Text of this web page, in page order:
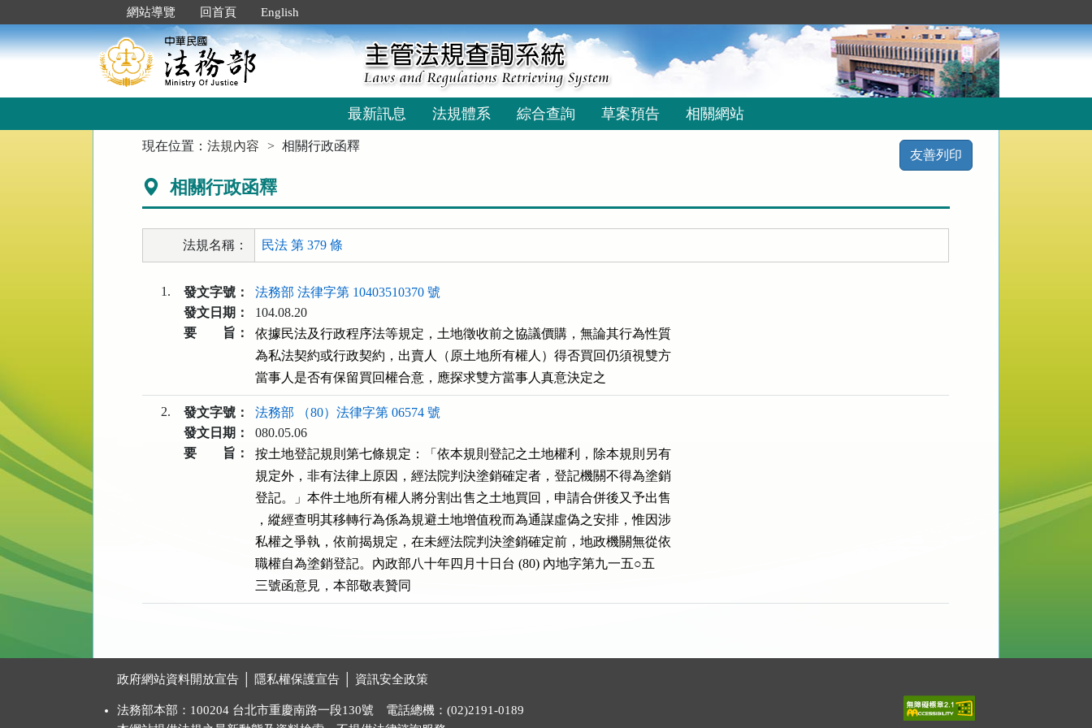
到
主
要
網站導覽 回首頁 English
最新訊息 法規體系 綜合查詢 草案預告 相關網站
現在位置：法規內容 相關行政函釋
友善列印
相關行政函釋
法規名稱： 民法 第 379 條
1. 發文字號：
法務部 法律字第 10403510370 號
發文日期：
104.08.20
要 旨：
依據民法及行政程序法等規定，土地徵收前之協議價購，無論其行為性質
為私法契約或行政契約，出賣人（原土地所有權人）得否買回仍須視雙方
當事人是否有保留買回權合意，應探求雙方當事人真意決定之
2. 發文字號：
法務部 （80）法律字第 06574 號
發文日期：
080.05.06
要 旨：
按土地登記規則第七條規定：「依本規則登記之土地權利，除本規則另有
規定外，非有法律上原因，經法院判決塗銷確定者，登記機關不得為塗銷
登記。」本件土地所有權人將分割出售之土地買回，申請合併後又予出售
，縱經查明其移轉行為係為規避土地增值稅而為通謀虛偽之安排，惟因涉
私權之爭執，依前揭規定，在未經法院判決塗銷確定前，地政機關無從依
職權自為塗銷登記。內政部八十年四月十日台 (80) 內地字第九一五○五
三號函意見，本部敬表贊同
政府網站資料開放宣告 隱私權保護宣告 資訊安全政策
法務部本部：100204 台北市重慶南路一段130號 電話總機：(02)2191-0189